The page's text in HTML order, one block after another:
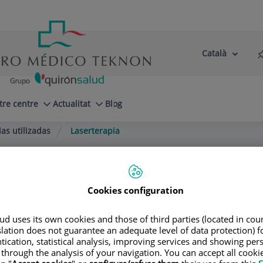
Selector
Llenguatge
Català
centre Actualitat Blog
utilizadas Laserterapia
Cookies configuration
uses its own cookies and those of third parties (located in
does not guarantee an adequate level of data protection)
statistical analysis, improving services and showing
the analysis of your navigation. You can accept all